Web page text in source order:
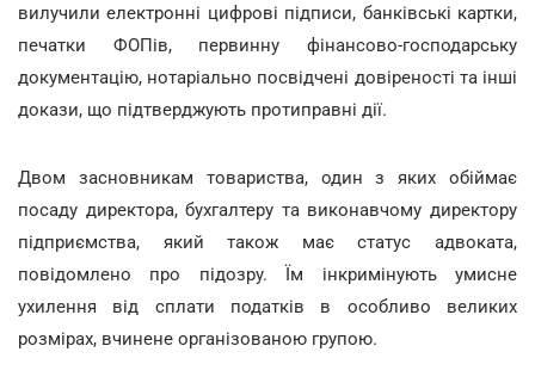
вилучили електронні цифрові підписи, банківські картки,
печатки ФОПів, первинну фінансово-господарську
документацію, нотаріально посвідчені довіреності та інші
докази, що підтверджують протиправні дії.
Двом засновникам товариства, один з яких обіймає
посаду директора, бухгалтеру та виконавчому директору
підприємства, який також має статус адвоката,
повідомлено про підозру. Їм інкримінують умисне
ухилення від сплати податків в особливо великих
розмірах, вчинене організованою групою.